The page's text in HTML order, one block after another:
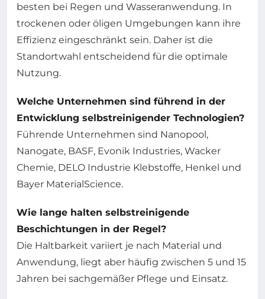
besten bei Regen und Wasseranwendung. In
trockenen oder öligen Umgebungen kann ihre
Effizienz eingeschränkt sein. Daher ist die
Standortwahl entscheidend für die optimale
Nutzung.
Welche Unternehmen sind führend in der
Entwicklung selbstreinigender Technologien?
Führende Unternehmen sind Nanopool,
Nanogate, BASF, Evonik Industries, Wacker
Chemie, DELO Industrie Klebstoffe, Henkel und
Bayer MaterialScience.
Wie lange halten selbstreinigende
Beschichtungen in der Regel?
Die Haltbarkeit variiert je nach Material und
Anwendung, liegt aber häufig zwischen 5 und 15
Jahren bei sachgemäßer Pflege und Einsatz.